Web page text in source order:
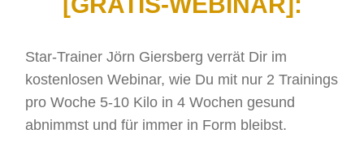
Star-Trainer Jörn Giersberg verrät Dir im
kostenlosen Webinar, wie Du mit nur 2 Trainings
pro Woche 5-10 Kilo in 4 Wochen gesund
abnimmst und für immer in Form bleibst.